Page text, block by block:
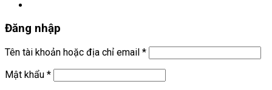
Đăng nhập
Tên tài khoản hoặc địa chỉ email *
Mật khẩu *